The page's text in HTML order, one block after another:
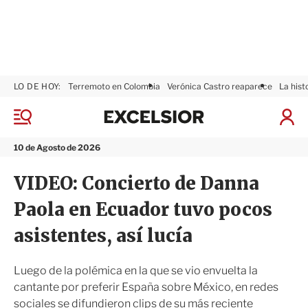
M
n
10 de Agosto de 2026
LO DE HOY: Terremoto en Colombia Verónica Castro reaparece La
I
x
s
i
r
VIDEO: Concierto de Danna
Paola en Ecuador tuvo pocos
asistentes, así lucía
Luego de la polémica en la que se vio envuelta la
cantante por preferir España sobre México, en redes
sociales se difundieron clips de su más reciente